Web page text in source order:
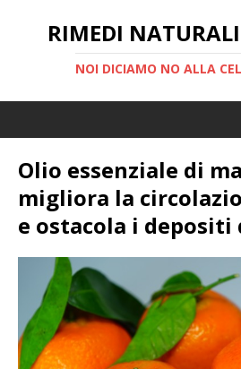
RIMEDI
NOI DICIAMO NO ALLA
Olio essenziale di
migliora la
e ostacola i depositi